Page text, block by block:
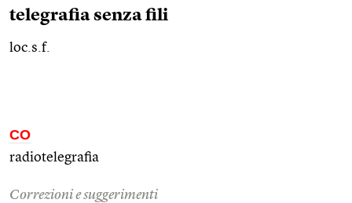
telegrafia senza fili
loc.s.f.
CO
radiotelegrafia
Correzioni e suggerimenti